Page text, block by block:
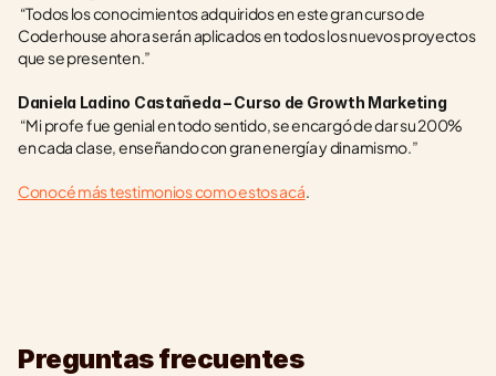
Coderhouse ahora serán aplicados en todos los nuevos proyectos
que se presenten.”
Daniela Ladino Castañeda – Curso de Growth Marketing
en cada clase, enseñando con gran energía y dinamismo.”
Conocé más testimonios como estos acá.
Preguntas frecuentes